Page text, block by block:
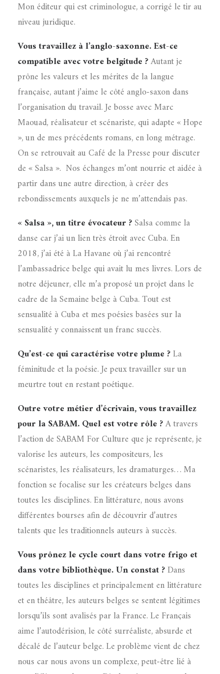
Mon éditeur qui est criminologue, a corrigé le tir au
niveau juridique.
Vous travaillez à l’anglo-saxonne. Est-ce
compatible avec votre belgitude ?Autant je
prône les valeurs et les mérites de la langue
française, autant j’aime le côté anglo-saxon dans
l’organisation du travail. Je bosse avec Marc
Maouad, réalisateur et scénariste, qui adapte « Hope
», un de mes précédents romans, en long métrage.
On se retrouvait au Café de la Presse pour discuter
de « Salsa ». Nos échanges m’ont nourrie et aidée à
partir dans une autre direction, à créer des
rebondissements auxquels je ne m’attendais pas.
« Salsa », un titre évocateur ?Salsa comme la
danse car j’ai un lien très étroit avec Cuba. En
2018, j’ai été à La Havane où j’ai rencontré
l’ambassadrice belge qui avait lu mes livres. Lors de
notre déjeuner, elle m’a proposé un projet dans le
cadre de la Semaine belge à Cuba. Tout est
sensualité à Cuba et mes poésies basées sur la
sensualité y connaissent un franc succès.
Qu’est-ce qui caractérise votre plume ?La
féminitude et la poésie. Je peux travailler sur un
meurtre tout en restant poétique.
Outre votre métier d’écrivain, vous travaillez
pour la SABAM. Quel est votre rôle ?A travers
l’action de SABAM For Culture que je représente, je
valorise les auteurs, les compositeurs, les
scénaristes, les réalisateurs, les dramaturges… Ma
fonction se focalise sur les créateurs belges dans
toutes les disciplines. En littérature, nous avons
différentes bourses afin de découvrir d’autres
talents que les traditionnels auteurs à succès.
Vous prônez le cycle court dans votre frigo et
dans votre bibliothèque. Un constat ?Dans
toutes les disciplines et principalement en littérature
et en théâtre, les auteurs belges se sentent légitimes
lorsqu’ils sont avalisés par la France. Le Français
aime l’autodérision, le côté surréaliste, absurde et
décalé de l’auteur belge. Le problème vient de chez
nous car nous avons un complexe, peut-être lié à